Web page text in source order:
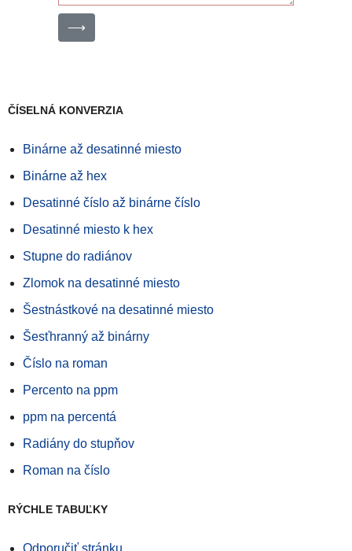
⟶
ČÍSELNÁ KONVERZIA
Binárne až desatinné miesto
Binárne až hex
Desatinné číslo až binárne číslo
Desatinné miesto k hex
Stupne do radiánov
Zlomok na desatinné miesto
Šestnástkové na desatinné miesto
Šesťhranný až binárny
Číslo na roman
Percento na ppm
ppm na percentá
Radiány do stupňov
Roman na číslo
RÝCHLE TABUĽKY
Odporučiť stránku